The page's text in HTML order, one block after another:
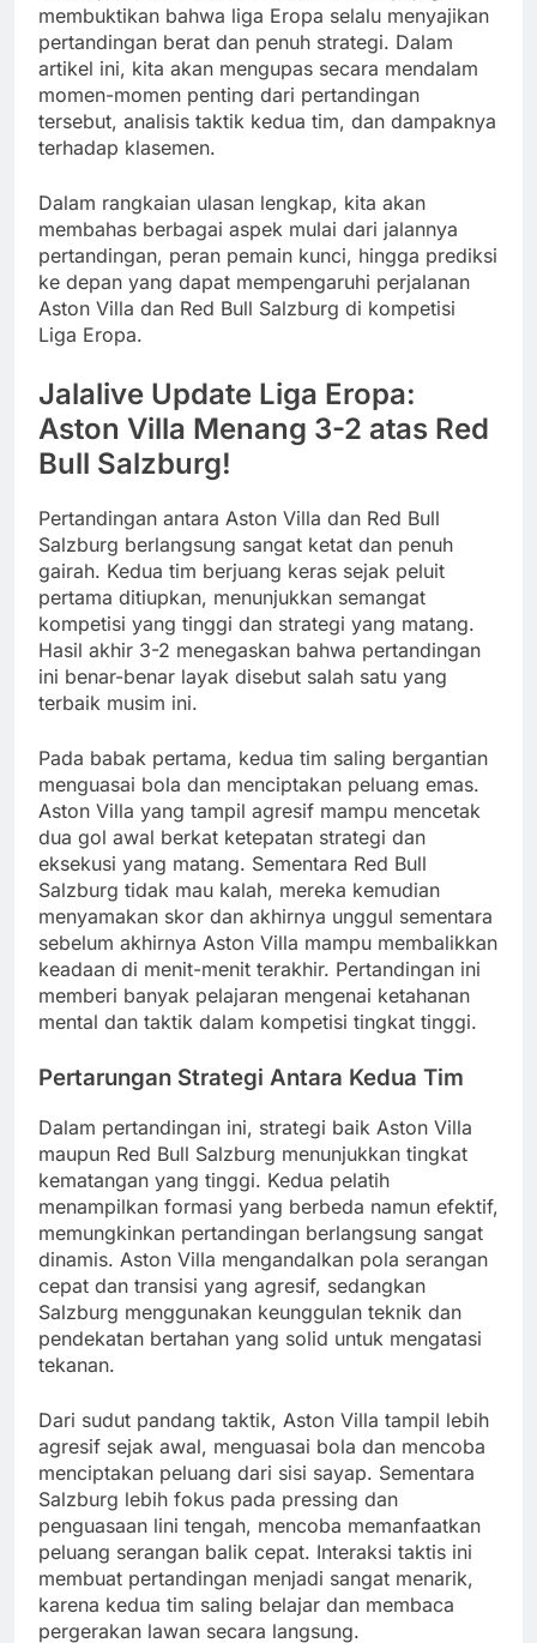
membuktikan bahwa liga Eropa selalu menyajikan
pertandingan berat dan penuh strategi. Dalam
artikel ini, kita akan mengupas secara mendalam
momen-momen penting dari pertandingan
tersebut, analisis taktik kedua tim, dan dampaknya
terhadap klasemen.
Dalam rangkaian ulasan lengkap, kita akan
membahas berbagai aspek mulai dari jalannya
pertandingan, peran pemain kunci, hingga prediksi
ke depan yang dapat mempengaruhi perjalanan
Aston Villa dan Red Bull Salzburg di kompetisi
Liga Eropa.
Jalalive Update Liga Eropa:
Aston Villa Menang 3-2 atas Red
Bull Salzburg!
Pertandingan antara Aston Villa dan Red Bull
Salzburg berlangsung sangat ketat dan penuh
gairah. Kedua tim berjuang keras sejak peluit
pertama ditiupkan, menunjukkan semangat
kompetisi yang tinggi dan strategi yang matang.
Hasil akhir 3-2 menegaskan bahwa pertandingan
ini benar-benar layak disebut salah satu yang
terbaik musim ini.
Pada babak pertama, kedua tim saling bergantian
menguasai bola dan menciptakan peluang emas.
Aston Villa yang tampil agresif mampu mencetak
dua gol awal berkat ketepatan strategi dan
eksekusi yang matang. Sementara Red Bull
Salzburg tidak mau kalah, mereka kemudian
menyamakan skor dan akhirnya unggul sementara
sebelum akhirnya Aston Villa mampu membalikkan
keadaan di menit-menit terakhir. Pertandingan ini
memberi banyak pelajaran mengenai ketahanan
mental dan taktik dalam kompetisi tingkat tinggi.
Pertarungan Strategi Antara Kedua Tim
Dalam pertandingan ini, strategi baik Aston Villa
maupun Red Bull Salzburg menunjukkan tingkat
kematangan yang tinggi. Kedua pelatih
menampilkan formasi yang berbeda namun efektif,
memungkinkan pertandingan berlangsung sangat
dinamis. Aston Villa mengandalkan pola serangan
cepat dan transisi yang agresif, sedangkan
Salzburg menggunakan keunggulan teknik dan
pendekatan bertahan yang solid untuk mengatasi
tekanan.
Dari sudut pandang taktik, Aston Villa tampil lebih
agresif sejak awal, menguasai bola dan mencoba
menciptakan peluang dari sisi sayap. Sementara
Salzburg lebih fokus pada pressing dan
penguasaan lini tengah, mencoba memanfaatkan
peluang serangan balik cepat. Interaksi taktis ini
membuat pertandingan menjadi sangat menarik,
karena kedua tim saling belajar dan membaca
pergerakan lawan secara langsung.